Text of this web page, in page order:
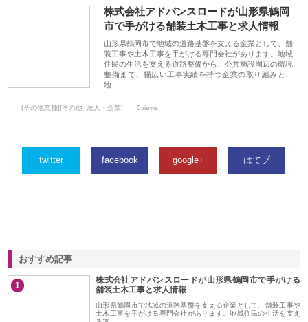
株式会社アドバンスロードが山形県鶴岡
市で手がける舗装土木工事と求人情報
山形県鶴岡市で地域の道路基盤を支える企業として、舗
装工事や土木工事を手がける専門会社があります。地域
住民の生活を支える道路整備から、公共施設周辺の環境
整備まで、幅広い工事実績を持つ企業の取り組みと、
地…
[その他業種][その他_法人・企業] 0views
twitter facebook google+ はてブ
おすすめ記事
1
株式会社アドバンスロードが山形県鶴岡市で手がける
舗装土木工事と求人情報
山形県鶴岡市で地域の道路基盤を支える企業として、舗装工事や
土木工事を手がける専門会社があります。地域住民の生活を支え